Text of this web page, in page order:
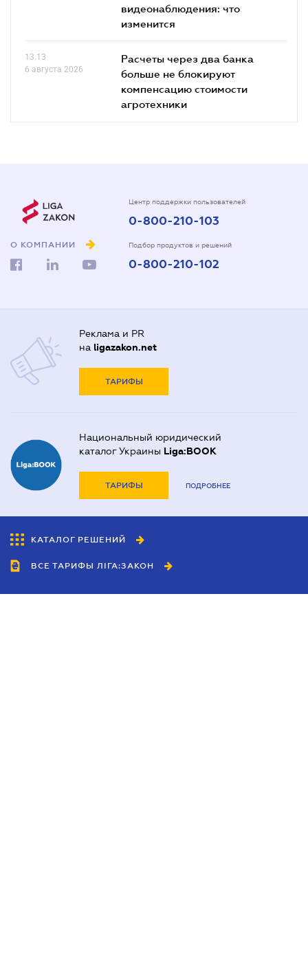
видеонаблюдения: что
изменится
13.13
6 августа 2026
Расчеты через два банка
больше не блокируют
компенсацию стоимости
агротехники
О КОМПАНИИ
Центр поддержки пользователей
0-800-210-103
Подбор продуктов и решений
0-800-210-102
Реклама и PR
на ligazakon.net
ТАРИФЫ
Национальный юридический
каталог Украины Liga:BOOK
ТАРИФЫ ПОДРОБНЕЕ
КАТАЛОГ РЕШЕНИЙ
ВСЕ ТАРИФЫ ЛІГА:ЗАКОН